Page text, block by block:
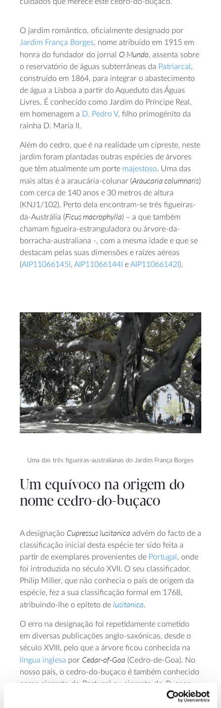
O jardim romântico, oficialmente designado por
Jardim França Borges, nome atribuído em 1915 em
honra do fundador do jornal O Mundo, assenta sobre
o reservatório de águas subterrâneas da Patriarcal ,
construído em 1864, para integrar o abastecimento
de água a Lisboa a partir do Aqueduto das Águas
Livres. É conhecido como Jardim do Príncipe Real,
em homenagem a D. Pedro V, filho primogénito da
rainha D. Maria II.
Além do cedro, que é na realidade um cipreste, neste
jardim foram plantadas outras espécies de árvores
que têm atualmente um porte majestoso. Uma das
mais altas é a araucária-colunar (Araucaria columnaris)
com cerca de 140 anos e 30 metros de altura
(KNJ1/102). Perto dela encontram-se três figueiras-
da-Austrália (Ficus macrophylla) – a que também
chamam figueira-estranguladora ou árvore-da-
borracha-australiana -, com a mesma idade e que se
destacam pelas suas dimensões e raízes aéreas
(AIP11066145I , AIP11066144I eAIP11066142I ).
Uma das três figueiras-australianas do Jardim França Borges
Um equívoco na origem do
nome cedro-do-buçaco
A designação Cupressus lusitanica advém do facto de a
classificação inicial desta espécie ter sido feita a
partir de exemplares provenientes de Portugal , onde
foi introduzida no século XVII. O seu classificador,
Philip Miller, que não conhecia o país de origem da
espécie, fez a sua classificação formal em 1768,
atribuindo-lhe o epíteto de lusitanica.
O erro na designação foi repetidamente cometido
em diversas publicações anglo-saxónicas, desde o
século XVIII, pelo que a árvore ficou conhecida na
língua inglesa por Cedar-of-Goa (Cedro-de-Goa). No
nosso país, o cedro-do-buçaco é também conhecido
como cipreste-de-Portugal ou cipreste-do-Buçaco.
Em Portugal, o cedro-do-buçaco encontra condições